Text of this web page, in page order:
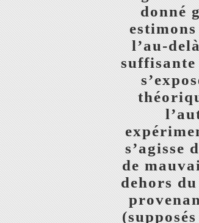
donné
l’au-
s’agisse
de
dehors